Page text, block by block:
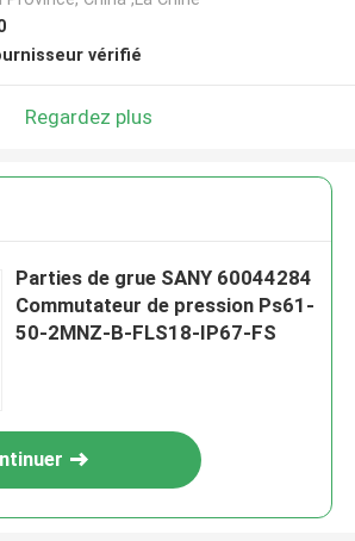
vérifié
Regardez plus
Parties de grue SANY 60044284
Commutateur de pression Ps61-
50-2MNZ-B-FLS18-IP67-FS